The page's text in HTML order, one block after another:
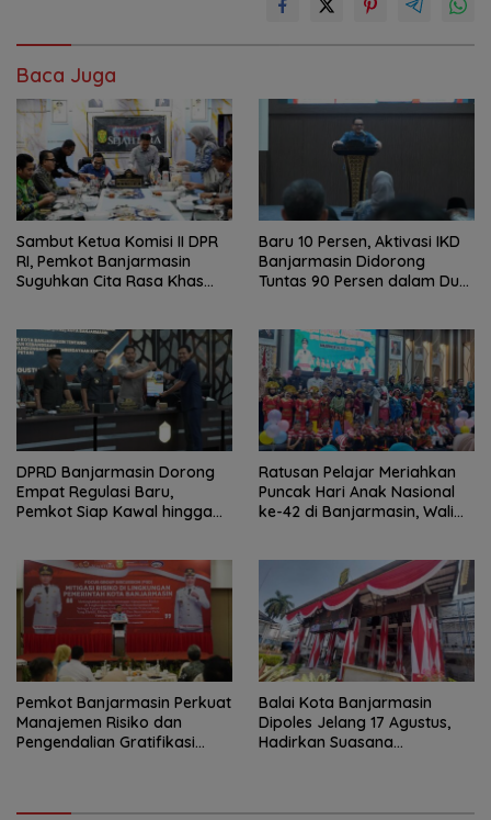
Baca Juga
Sambut Ketua Komisi II DPR
RI, Pemkot Banjarmasin
Suguhkan Cita Rasa Khas
Baru 10 Persen, Aktivasi IKD
Banjarmasin Didorong
Tuntas 90 Persen dalam Dua
DPRD Banjarmasin Dorong
Empat Regulasi Baru,
Pemkot Siap Kawal hingga
Ratusan Pelajar Meriahkan
Puncak Hari Anak Nasional
ke-42 di Banjarmasin, Wali
Pemkot Banjarmasin Perkuat
Manajemen Risiko dan
Pengendalian Gratifikasi
Balai Kota Banjarmasin
Dipoles Jelang 17 Agustus,
Hadirkan Suasana